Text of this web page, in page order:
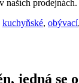
kuchyňské, obývací,
jedná se